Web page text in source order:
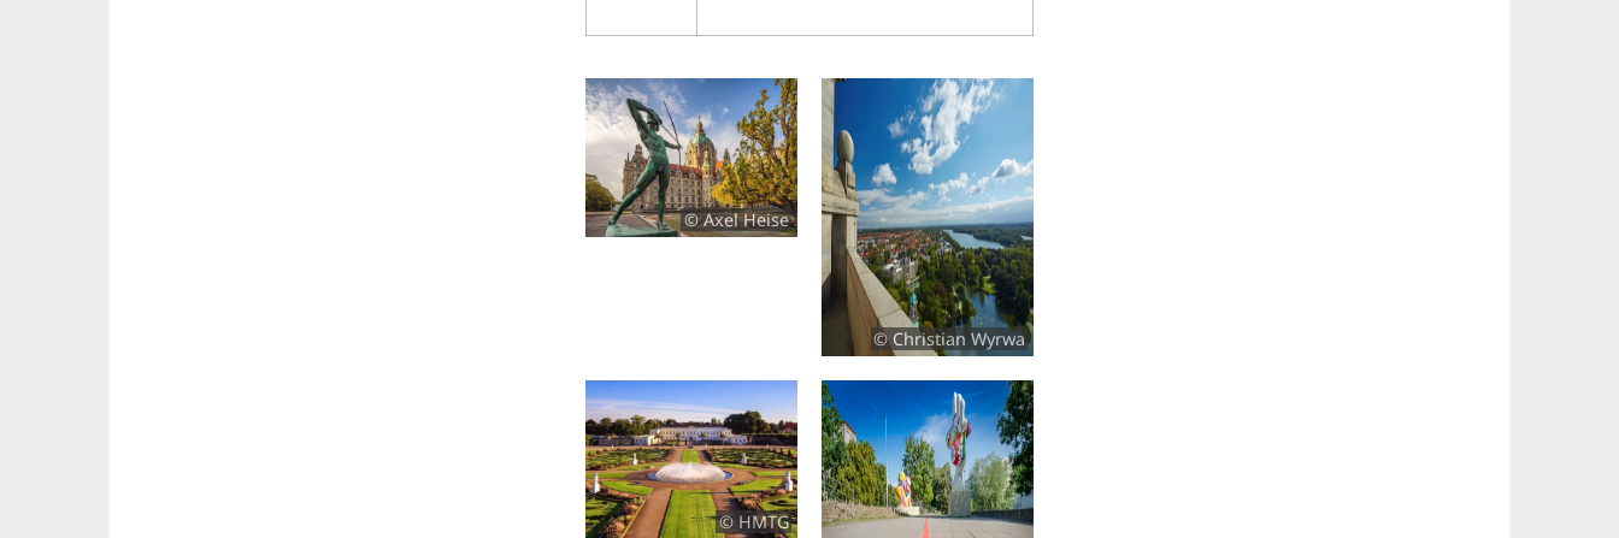
© Axel Heise
© Christian Wyrwa
© HMTG